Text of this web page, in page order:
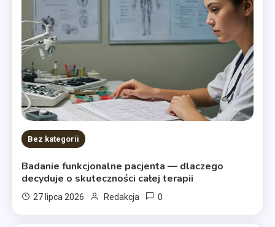
Bez kategorii
Badanie funkcjonalne pacjenta — dlaczego
decyduje o skuteczności całej terapii
27 lipca 2026 Redakcja 0